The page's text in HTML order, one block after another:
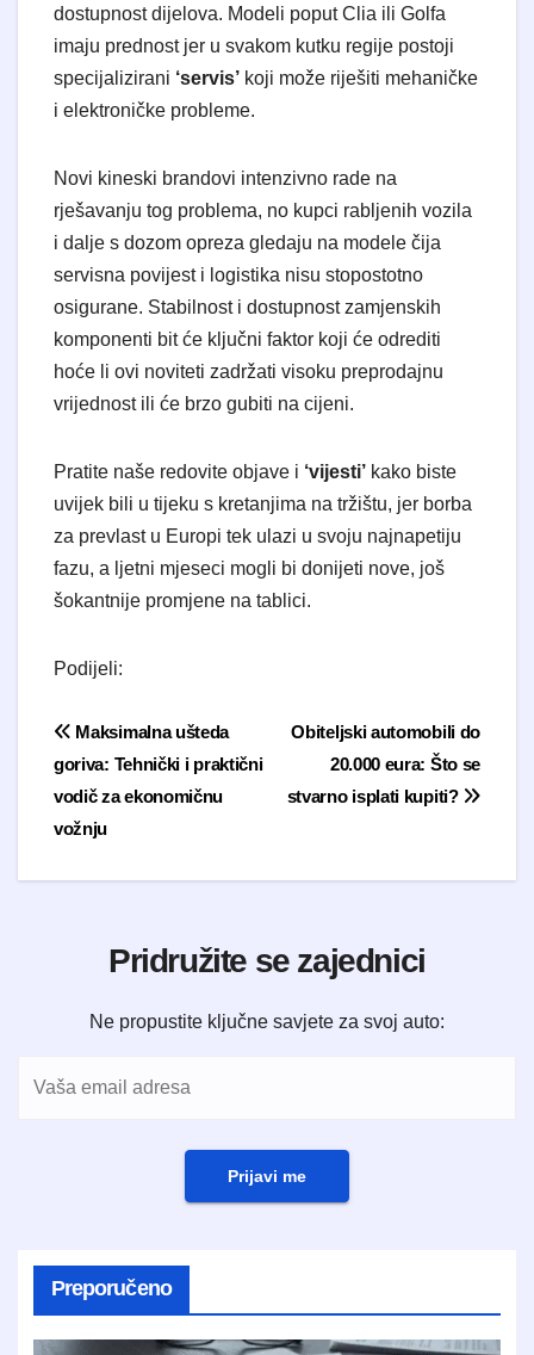
dostupnost dijelova. Modeli poput Clia ili Golfa
imaju prednost jer u svakom kutku regije postoji
specijalizirani ‘servis’ koji može riješiti mehaničke
i elektroničke probleme.
​Novi kineski brandovi intenzivno rade na
rješavanju tog problema, no kupci rabljenih vozila
i dalje s dozom opreza gledaju na modele čija
servisna povijest i logistika nisu stopostotno
osigurane. Stabilnost i dostupnost zamjenskih
komponenti bit će ključni faktor koji će odrediti
hoće li ovi noviteti zadržati visoku preprodajnu
vrijednost ili će brzo gubiti na cijeni.
​Pratite naše redovite objave i ‘vijesti’ kako biste
uvijek bili u tijeku s kretanjima na tržištu, jer borba
za prevlast u Europi tek ulazi u svoju najnapetiju
fazu, a ljetni mjeseci mogli bi donijeti nove, još
šokantnije promjene na tablici.
Podijeli:
Navigacija objavaObiteljski automobili do
20.000 eura: Što se
stvarno isplati kupiti?
Maksimalna ušteda
goriva: Tehnički i praktični
vodič za ekonomičnu
vožnju
Pridružite se zajednici
Ne propustite ključne savjete za svoj auto:
Prijavi me
Preporučeno